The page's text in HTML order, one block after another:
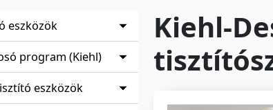
eszközök
program (Kiehl)
eszközök
Kiehl-